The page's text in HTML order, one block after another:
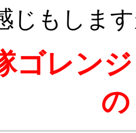
じもしま
ゴレン